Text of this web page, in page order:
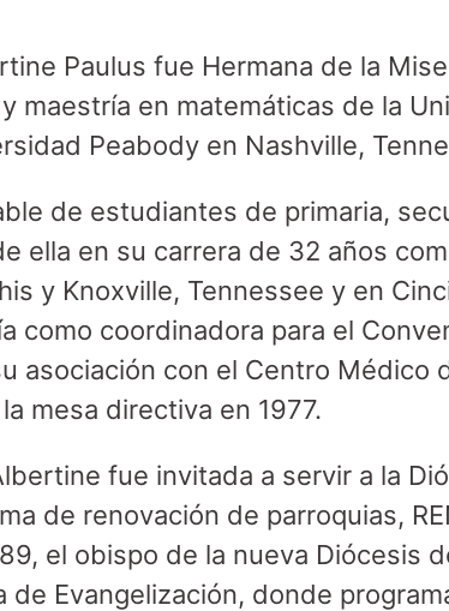
Paulus fue Hermana de la
maestría en matemáticas de la
Peabody en Nashville,
de estudiantes de primaria,
ella en su carrera de 32 años
y Knoxville, Tennessee y en
como coordinadora para el
asociación con el Centro Médico
mesa directiva en 1977.
fue invitada a servir a la
de renovación de parroquias,
el obispo de la nueva Diócesis
de Evangelización, donde